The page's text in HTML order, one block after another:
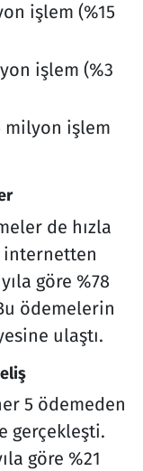
işlem (%15
işlem (%3
milyon işlem
de hızla
internetten
göre %78
ödemelerin
ulaştı.
5 ödemeden
gerçekleşti.
göre %21